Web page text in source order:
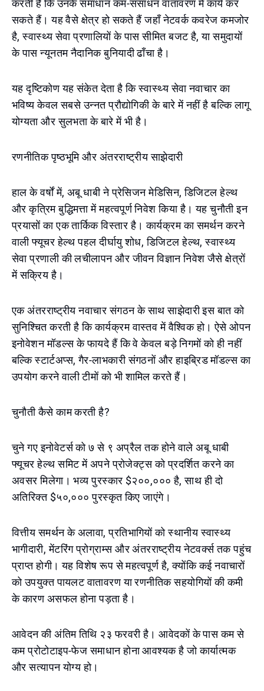
करती हैं कि उनके समाधान कम-संसाधन वातावरण में कार्य कर
सकते हैं। यह वैसे क्षेत्र हो सकते हैं जहाँ नेटवर्क कवरेज कमजोर
है, स्वास्थ्य सेवा प्रणालियों के पास सीमित बजट है, या समुदायों
के पास न्यूनतम नैदानिक बुनियादी ढाँचा है।
यह दृष्टिकोण यह संकेत देता है कि स्वास्थ्य सेवा नवाचार का
भविष्य केवल सबसे उन्नत प्रौद्योगिकी के बारे में नहीं है बल्कि लागू
योग्यता और सुलभता के बारे में भी है।
रणनीतिक पृष्ठभूमि और अंतरराष्ट्रीय साझेदारी
हाल के वर्षों में, अबू धाबी ने प्रेसिजन मेडिसिन, डिजिटल हेल्थ
और कृत्रिम बुद्धिमत्ता में महत्वपूर्ण निवेश किया है। यह चुनौती इन
प्रयासों का एक तार्किक विस्तार है। कार्यक्रम का समर्थन करने
वाली फ्यूचर हेल्थ पहल दीर्घायु शोध, डिजिटल हेल्थ, स्वास्थ्य
सेवा प्रणाली की लचीलापन और जीवन विज्ञान निवेश जैसे क्षेत्रों
में सक्रिय है।
एक अंतरराष्ट्रीय नवाचार संगठन के साथ साझेदारी इस बात को
सुनिश्चित करती है कि कार्यक्रम वास्तव में वैश्विक हो। ऐसे ओपन
इनोवेशन मॉडल्स के फायदे हैं कि वे केवल बड़े निगमों को ही नहीं
बल्कि स्टार्टअप्स, गैर-लाभकारी संगठनों और हाइब्रिड मॉडल्स का
उपयोग करने वाली टीमों को भी शामिल करते हैं।
चुनौती कैसे काम करती है?
चुने गए इनोवेटर्स को ७ से ९ अप्रैल तक होने वाले अबू धाबी
फ्यूचर हेल्थ समिट में अपने प्रोजेक्ट्स को प्रदर्शित करने का
अवसर मिलेगा। भव्य पुरस्कार $२००,००० है, साथ ही दो
अतिरिक्त $५०,००० पुरस्कृत किए जाएंगे।
वित्तीय समर्थन के अलावा, प्रतिभागियों को स्थानीय स्वास्थ्य
भागीदारी, मेंटरिंग प्रोग्राम्स और अंतरराष्ट्रीय नेटवर्क्स तक पहुंच
प्राप्त होगी। यह विशेष रूप से महत्वपूर्ण है, क्योंकि कई नवाचारों
को उपयुक्त पायलट वातावरण या रणनीतिक सहयोगियों की कमी
के कारण असफल होना पड़ता है।
आवेदन की अंतिम तिथि २३ फरवरी है। आवेदकों के पास कम से
कम प्रोटोटाइप-फेज समाधान होना आवश्यक है जो कार्यात्मक
और सत्यापन योग्य हो।